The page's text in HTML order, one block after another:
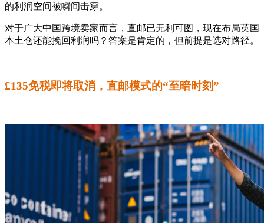
的利润空间被瞬间击穿。
对于广大中国跨境卖家而言，直邮已无利可图，现在布局英国
本土仓还能挽回利润吗？答案是肯定的，但前提是选对路径。
£135免税即将取消，直邮模式的“至暗时刻”